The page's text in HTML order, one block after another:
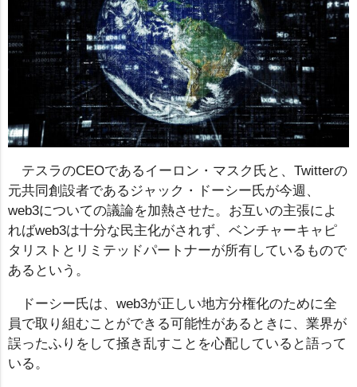
テスラのCEOであるイーロン・マスク氏と、Twitterの
元共同創設者であるジャック・ドーシー氏が今週、
web3についての議論を加熱させた。お互いの主張によ
ればweb3は十分な民主化がされず、ベンチャーキャピ
タリストとリミテッドパートナーが所有しているもので
あるという。
ドーシー氏は、web3が正しい地方分権化のために全
員で取り組むことができる可能性があるときに、業界が
誤ったふりをして掻き乱すことを心配していると語って
いる。